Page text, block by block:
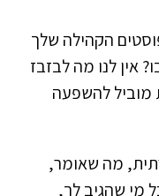
הקהילה שלך
אין לנו מה לבזבז
מוביל להשפעה
מה שאומר,
מי שהגיב לך,